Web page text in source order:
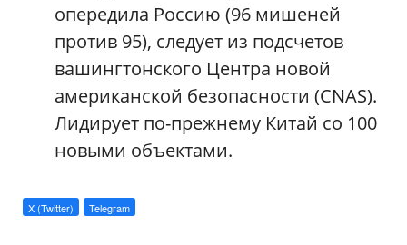
опередила Россию (96 мишеней
против 95), следует из подсчетов
вашингтонского Центра новой
американской безопасности (CNAS).
Лидирует по-прежнему Китай со 100
новыми объектами.
X (Twitter) Telegram